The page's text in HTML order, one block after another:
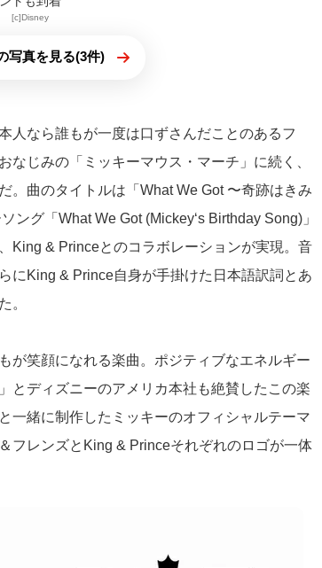
[c]Disney
写真を見る(3件)
人なら誰もが一度は口ずさんだことのあるフ
なじみの「ミッキーマウス・マーチ」に続く、
。曲のタイトルは「What We Got 〜奇跡はきみ
ング「What We Got (Mickey‘s Birthday Song)」
King & Princeとのコラボレーションが実現。音
にKing & Prince自身が手掛けた日本語訳詞とあ
。
が笑顔になれる楽曲。ポジティブなエネルギー
とディズニーのアメリカ本社も絶賛したこの楽
一緒に制作したミッキーのオフィシャルテーマ
フレンズとKing & Princeそれぞれのロゴが一体